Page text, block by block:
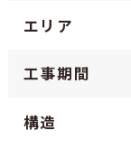
エリア
工事期間
構造